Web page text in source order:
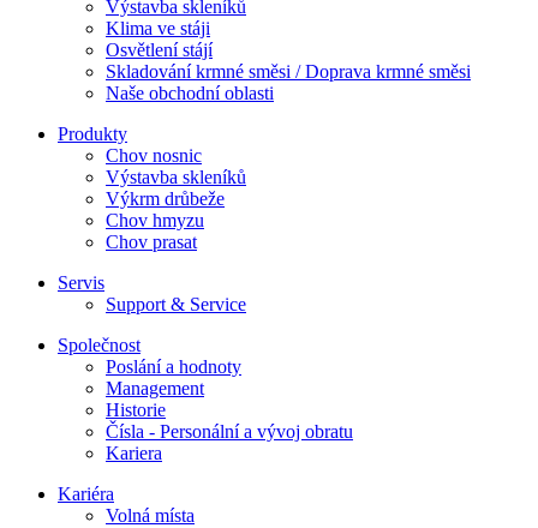
Výstavba skleníků
Klima ve stáji
Osvětlení stájí
Skladování krmné směsi / Doprava krmné směsi
Naše obchodní oblasti
Produkty
Chov nosnic
Výstavba skleníků
Výkrm drůbeže
Chov hmyzu
Chov prasat
Servis
Support & Service
Společnost
Poslání a hodnoty
Management
Historie
Čísla - Personální a vývoj obratu
Kariera
Kariéra
Volná místa